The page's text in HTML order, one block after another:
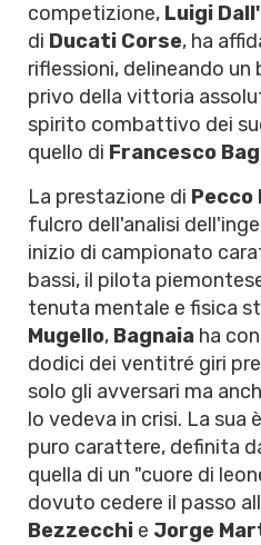
competizione, Luigi
di Ducati Corse, ha
riflessioni, delineando un
privo della vittoria
spirito combattivo dei
quello di Francesco
La prestazione di Pecco
fulcro dell'analisi
inizio di campionato
bassi, il pilota
tenuta mentale e fisica
Mugello, Bagnaia ha
dodici dei ventitré giri
solo gli avversari ma
lo vedeva in crisi. La sua
puro carattere, definita
quella di un "cuore di
dovuto cedere il passo
Bezzecchi e Jorge